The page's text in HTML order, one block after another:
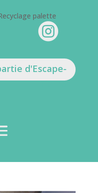
palette

d'Escape-
Game